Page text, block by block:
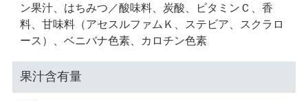
ン果汁、はちみつ／酸味料、炭酸、ビタミンＣ、香
料、甘味料（アセスルファムＫ、ステビア、スクラロ
ース）、ベニバナ色素、カロチン色素
果汁含有量